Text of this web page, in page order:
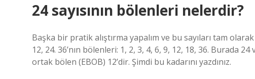
24 sayısının bölenleri nelerdir?
Başka bir pratik alıştırma yapalım ve bu sayıları tam
12, 24. 36’nın bölenleri: 1, 2, 3, 4, 6, 9, 12, 18, 36. Burada
ortak bölen (EBOB) 12’dir. Şimdi bu kadarını yazdınız.